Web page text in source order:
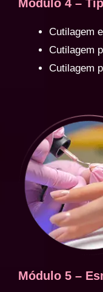
Módulo 4 –
Cutilagem
Cutilagem
Cutilagem
Módulo 5 –